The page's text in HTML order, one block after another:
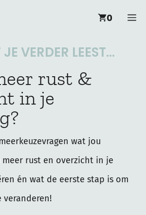
0
VERDER LEEST...
rust &
in je
wat jou
rust en overzicht in je
én wat de eerste stap is om
veranderen!